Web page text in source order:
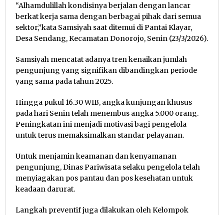
“Alhamdulillah kondisinya berjalan dengan lancar
berkat kerja sama dengan berbagai pihak dari semua
sektor,”kata Samsiyah saat ditemui di Pantai Klayar,
Desa Sendang, Kecamatan Donorojo, Senin (23/3/2026).
Samsiyah mencatat adanya tren kenaikan jumlah
pengunjung yang signifikan dibandingkan periode
yang sama pada tahun 2025.
Hingga pukul 16.30 WIB, angka kunjungan khusus
pada hari Senin telah menembus angka 5.000 orang.
Peningkatan ini menjadi motivasi bagi pengelola
untuk terus memaksimalkan standar pelayanan.
Untuk menjamin keamanan dan kenyamanan
pengunjung, Dinas Pariwisata selaku pengelola telah
menyiagakan pos pantau dan pos kesehatan untuk
keadaan darurat.
Langkah preventif juga dilakukan oleh Kelompok